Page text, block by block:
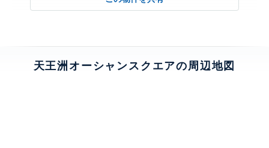
天王洲オーシャンスクエアの周辺地図